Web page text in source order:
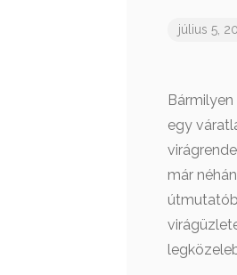
július 5,
egy
már